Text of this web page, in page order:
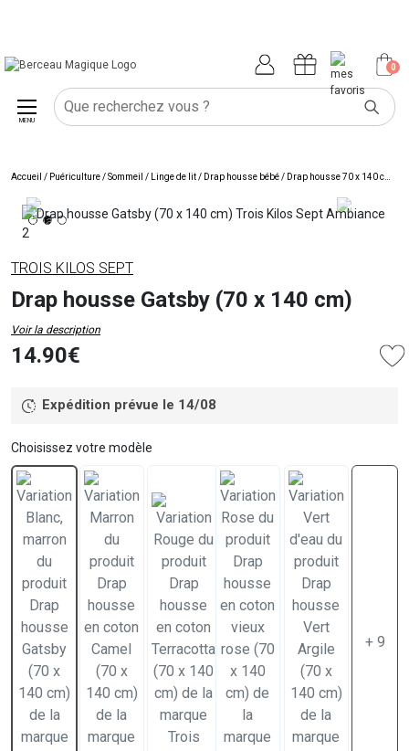
0
MENU
Accueil / Puériculture/Sommeil / Linge de lit/ Drap housse bébé/ Drap housse 70 x 140 cm
TROIS KILOS SEPT
Drap housse Gatsby (70 x 140 cm)
Voir la description
14.90€
Expédition prévue le 14/08
Choisissez votre modèle
+ 9